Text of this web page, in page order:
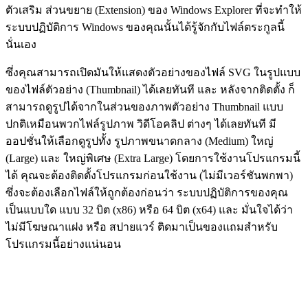
ตัวเสริม ส่วนขยาย (Extension) ของ Windows Explorer ที่จะทำให้
ระบบปฏิบัติการ Windows ของคุณนั้นได้รู้จักกับไฟล์ตระกูลนี้
นั่นเอง
ซึ่งคุณสามารถเปิดมันให้แสดงตัวอย่างของไฟล์ SVG ในรูปแบบ
ของไฟล์ตัวอย่าง (Thumbnail) ได้เลยทันที และ หลังจากติดตั้ง ก็
สามารถดูรูปได้จากในส่วนของภาพตัวอย่าง Thumbnail แบบ
ปกติเหมือนพวกไฟล์รูปภาพ วิดีโอคลิป ต่างๆ ได้เลยทันที มี
ออปชั่นให้เลือกดูรูปทั้ง รูปภาพขนาดกลาง (Medium) ใหญ่
(Large) และ ใหญ่พิเศษ (Extra Large) โดยการใช้งานโปรแกรมนี้
ได้ คุณจะต้องติดตั้งโปรแกรมก่อนใช้งาน (ไม่มีเวอร์ชันพกพา)
ซึ่งจะต้องเลือกไฟล์ให้ถูกต้องก่อนว่า ระบบปฏิบัติการของคุณ
เป็นแบบใด แบบ 32 บิต (x86) หรือ 64 บิต (x64) และ มั่นใจได้ว่า
ไม่มีโฆษณาแฝง หรือ สปายแวร์ ติดมาเป็นของแถมสำหรับ
โปรแกรมนี้อย่างแน่นอน